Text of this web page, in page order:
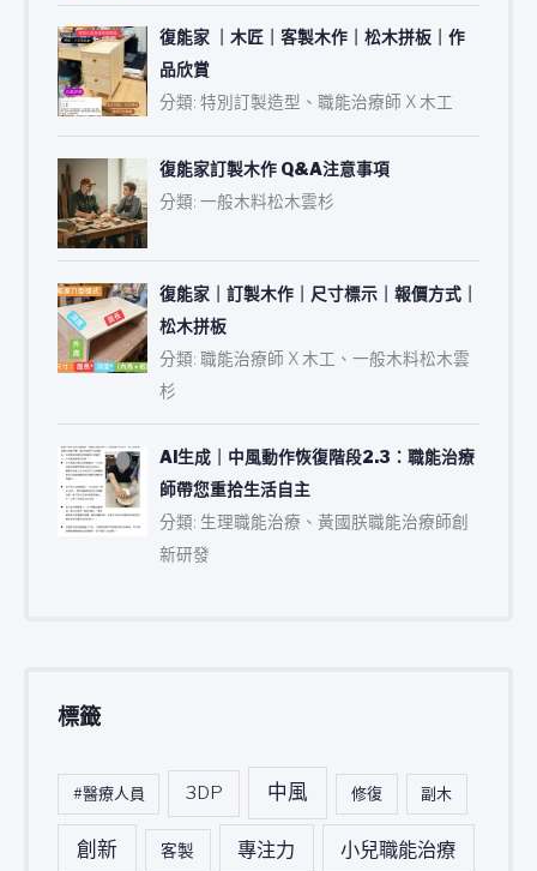
復能家 ｜木匠｜客製木作｜松木拼板｜作
品欣賞
分類: 特別訂製造型、職能治療師 X 木工
復能家訂製木作 Q&A注意事項
分類: 一般木料松木雲杉
復能家｜訂製木作｜尺寸標示｜報價方式｜
松木拼板
分類: 職能治療師 X 木工、一般木料松木雲
杉
AI生成｜中風動作恢復階段2.3：職能治療
師帶您重拾生活自主
分類: 生理職能治療、黃國朕職能治療師創
新研發
標籤
#醫療人員 3DP 中風 修復 副木
創新 客製 專注力 小兒職能治療